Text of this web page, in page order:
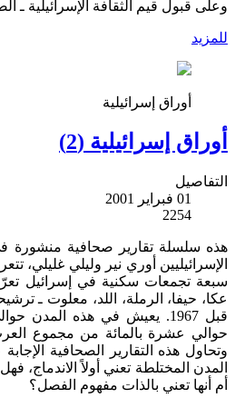
وعلى قبول قيم الثقافة الإسرائيلية ـ
للمزيد
أوراق إسرائيلية
أوراق إسرائيلية (2)
التفاصيل
01 فبراير 2001
2254
هذه سلسلة تقارير صحافية منشورة
الإسرائيليين أوري نير وليلي غليلي،
سبعة تجمعات سكنية في إسرائيل
عكا، حيفا، الرملة، اللد، معلوت ـ
قبل 1967. يعيش في هذه
حوالي عشرة بالمائة من مجموع
وتحاول هذه التقارير الصحافية
المدن المختلطة تعني أولاً الاندماج،
أم أنها تعني بالذات مفهوم الفصل؟